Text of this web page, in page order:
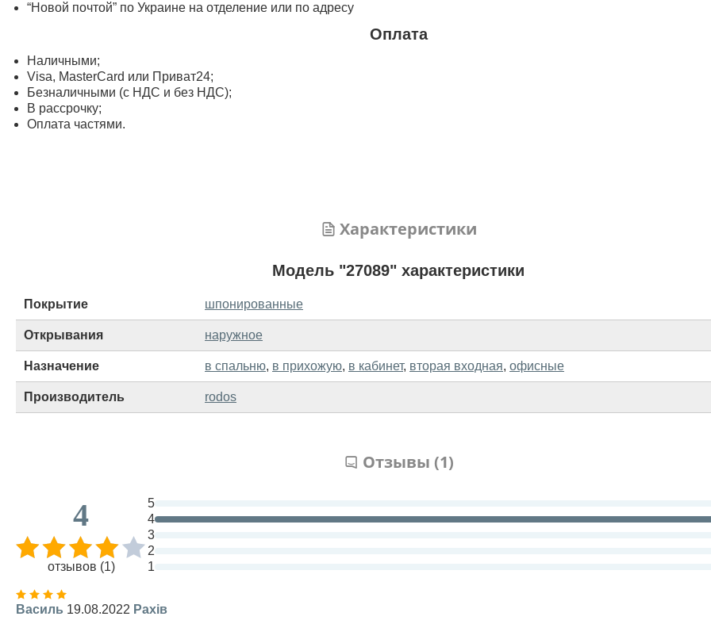
“Новой почтой” по Украине на отделение или по адресу
Оплата
Наличными;
Visa, MasterСard или Приват24;
Безналичными (с НДС и без НДС);
В рассрочку;
Оплата частями.
Характеристики
Модель "27089" характеристики
Покрытие шпонированные
Открывания наружное
Назначение в спальню, в прихожую, в кабинет, вторая входная, офисные
Производитель rodos
Отзывы (1)
4
отзывов (1)
5
4
3
2
1
Василь 19.08.2022 Рахів